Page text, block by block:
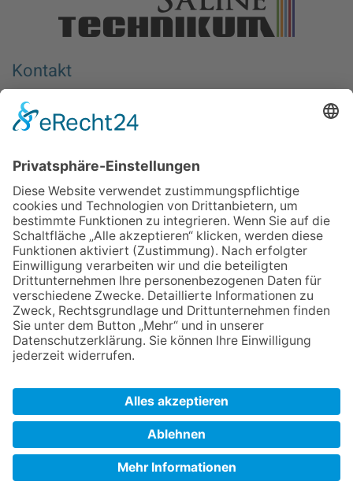
Kontakt
Berufliches Bildungswerk e.V. Halle-Saalkreis
Wiedtkenweg 1
Deutschland
Aktionsort
Berufliches Bildungswerk e.V.
Halle-Saalkreis – SalineTechnikum
Mansfelder Straße 15
06108 Halle (Saale)
Mobil: 0152 – 25 45 43 73
E-Mail:salinetechnikum@bbw-halle.de
IMPRESSUM | DATENSCHUTZ